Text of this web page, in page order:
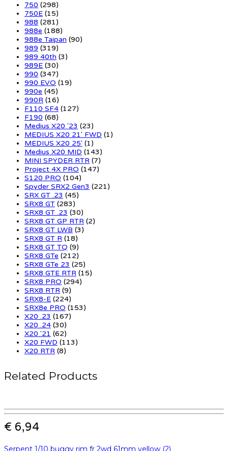
750 (298)
750E (15)
988 (281)
988e (188)
988e Taipan (90)
989 (319)
989 40th (3)
989E (30)
990 (347)
990 EVO (19)
990e (45)
990R (16)
F110 SF4 (127)
F190 (68)
Medius X20 '23 (23)
MEDIUS X20 21' FWD (1)
MEDIUS X20 25' (1)
Medius X20 MID (143)
MINI SPYDER RTR (7)
Project 4X PRO (147)
S120 PRO (104)
Spyder SRX2 Gen3 (221)
SRX GT .23 (45)
SRX8 GT (283)
SRX8 GT .23 (30)
SRX8 GT GP RTR (2)
SRX8 GT LWB (3)
SRX8 GT R (18)
SRX8 GT TQ (9)
SRX8 GTe (212)
SRX8 GTe 23 (25)
SRX8 GTE RTR (15)
SRX8 PRO (294)
SRX8 RTR (9)
SRX8-E (224)
SRX8e PRO (153)
X20 .23 (167)
X20 .24 (30)
X20 '21 (62)
X20 FWD (113)
X20 RTR (8)
Related Products
€ 6,94
Serpent 1/10 buggy rim fr 2wd 61mm yellow (2)